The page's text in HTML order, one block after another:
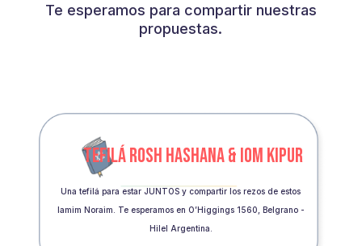
Te esperamos para compartir nuestras
propuestas.
TEFILÁ ROSH HASHANA & IOM KIPUR
Una tefilá para estar JUNTOS y compartir los rezos de estos
Iamim Noraim. Te esperamos en O’Higgings 1560, Belgrano -
Hilel Argentina.